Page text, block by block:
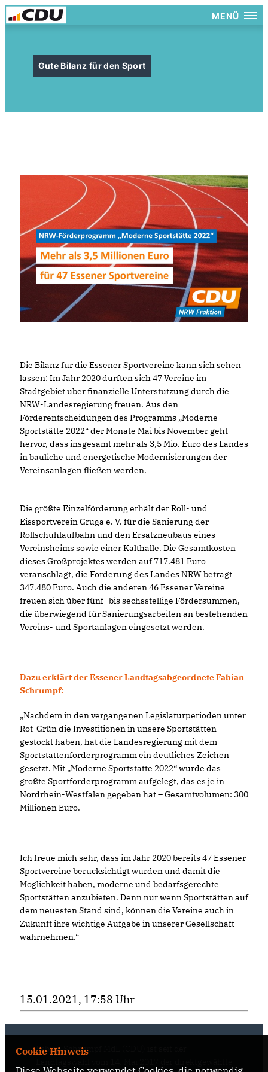
MENÜ
Gute Bilanz für den Sport
Die Bilanz für die Essener Sportvereine kann sich sehen
lassen: Im Jahr 2020 durften sich 47 Vereine im
Stadtgebiet über finanzielle Unterstützung durch die
NRW-Landesregierung freuen. Aus den
Förderentscheidungen des Programms „Moderne
Sportstätte 2022“ der Monate Mai bis November geht
hervor, dass insgesamt mehr als 3,5 Mio. Euro des Landes
in bauliche und energetische Modernisierungen der
Vereinsanlagen fließen werden.
Die größte Einzelförderung erhält der Roll- und
Eissportverein Gruga e. V. für die Sanierung der
Rollschuhlaufbahn und den Ersatzneubaus eines
Vereinsheims sowie einer Kalthalle. Die Gesamtkosten
dieses Großprojektes werden auf 717.481 Euro
veranschlagt, die Förderung des Landes NRW beträgt
347.480 Euro. Auch die anderen 46 Essener Vereine
freuen sich über fünf- bis sechsstellige Fördersummen,
die überwiegend für Sanierungsarbeiten an bestehenden
Vereins- und Sportanlagen eingesetzt werden.
Dazu erklärt der Essener Landtagsabgeordnete Fabian
Schrumpf:
Nachdem in den vergangenen Legislaturperioden unter
Rot-Grün die Investitionen in unsere Sportstätten
gestockt haben, hat die Landesregierung mit dem
Sportstättenförderprogramm ein deutliches Zeichen
gesetzt. Mit „Moderne Sportstätte 2022“ wurde das
größte Sportförderprogramm aufgelegt, das es je in
Nordrhein-Westfalen gegeben hat – Gesamtvolumen: 300
Millionen Euro.
Ich freue mich sehr, dass im Jahr 2020 bereits 47 Essener
Sportvereine berücksichtigt wurden und damit die
Möglichkeit haben, moderne und bedarfsgerechte
Sportstätten anzubieten. Denn nur wenn Sportstätten auf
dem neuesten Stand sind, können die Vereine auch in
Zukunft ihre wichtige Aufgabe in unserer Gesellschaft
wahrnehmen.“
15.01.2021, 17:58 Uhr
Fabian Schrumpf MdL (CDU) ist seit der
Cookie Hinweis